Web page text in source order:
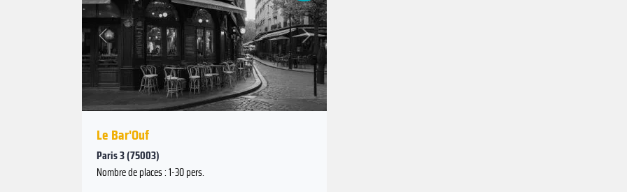
Précédent
Suivant
Le Bar'Ouf
Paris 3 (75003)
Nombre de places : 1-30 pers.